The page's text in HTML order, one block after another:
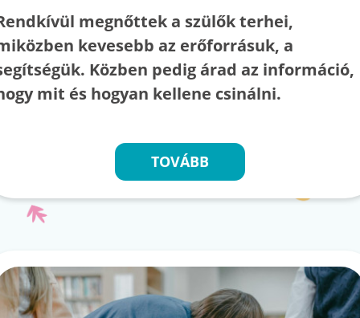
megnőttek a szülők terhei,
kevesebb az erőforrásuk, a
Közben pedig árad az információ,
mit és hogyan kellene csinálni.
TOVÁBB